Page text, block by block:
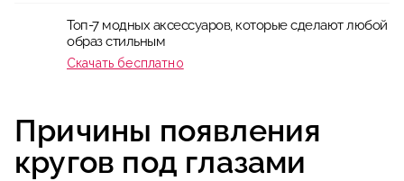
Топ-7 модных аксессуаров, которые сделают любой
образ стильным
Скачать бесплатно
Причины появления
кругов под глазами